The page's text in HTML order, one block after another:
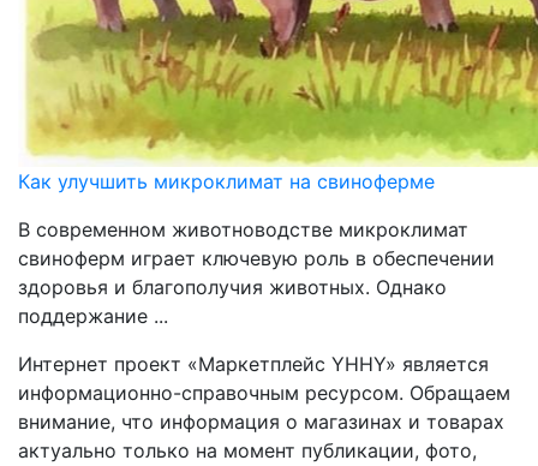
Как улучшить микроклимат на свиноферме
В современном животноводстве микроклимат
свиноферм играет ключевую роль в обеспечении
здоровья и благополучия животных. Однако
поддержание ...
Интернет проект «Маркетплейс YHHY» является
информационно-справочным ресурсом. Обращаем
внимание, что информация о магазинах и товарах
актуально только на момент публикации, фото,